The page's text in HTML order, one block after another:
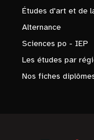
Études d'art et de
Alternance
Sciences po - IEP
Les études par
Nos fiches